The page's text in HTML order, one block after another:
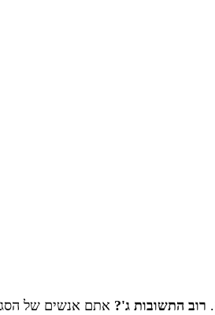
רוב התשובות ג'? אתם אנשים של